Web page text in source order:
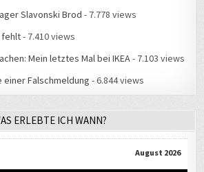
Slavonski Brod - 7.778 views
fehlt- 7.410 views
Mein letztes Mal bei IKEA- 7.103 views
einer Falschmeldung - 6.844 views
ERLEBTE ICH WANN?
August 2026